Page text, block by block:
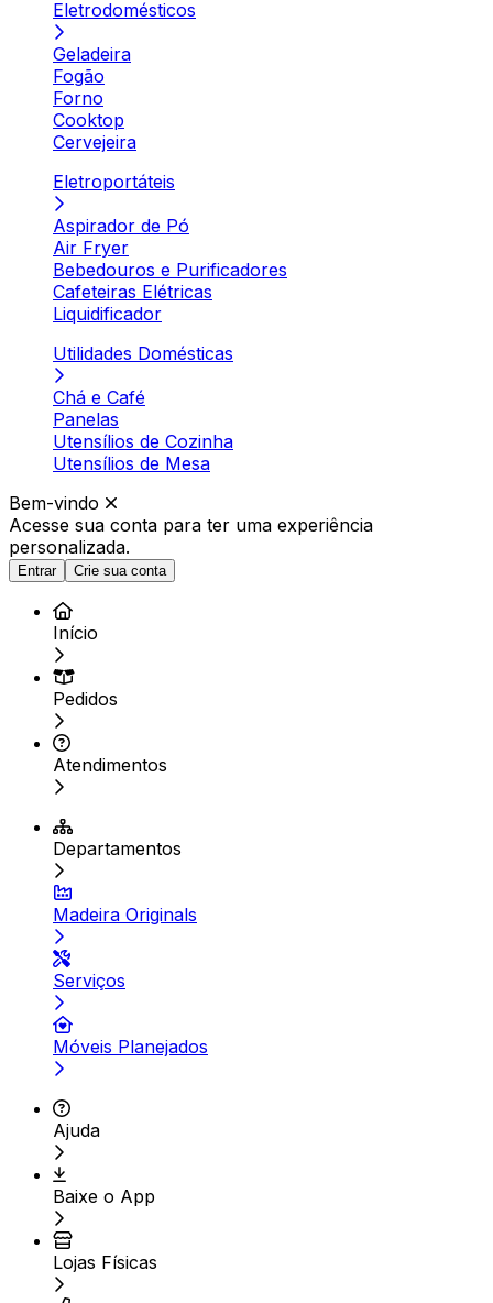
Eletrodomésticos
Geladeira
Fogão
Forno
Cooktop
Cervejeira
Eletroportáteis
Aspirador de Pó
Air Fryer
Bebedouros e Purificadores
Cafeteiras Elétricas
Liquidificador
Utilidades Domésticas
Chá e Café
Panelas
Utensílios de Cozinha
Utensílios de Mesa
Bem-vindo
Acesse sua conta para ter uma experiência
personalizada.
Entrar Crie sua conta
Início
Pedidos
Atendimentos
Departamentos
Madeira Originals
Serviços
Móveis Planejados
Ajuda
Baixe o App
Lojas Físicas